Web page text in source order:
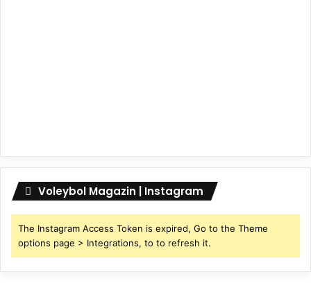
Voleybol Magazin | Instagram
The Instagram Access Token is expired, Go to the Theme
options page > Integrations, to to refresh it.